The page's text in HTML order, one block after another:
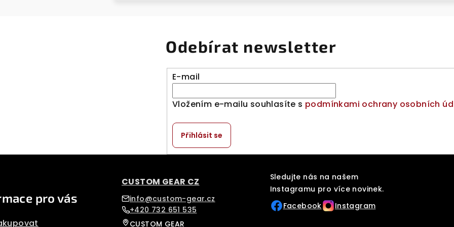
Odebírat newsletter
E-mail
Vložením e-mailu souhlasíte s podmínkami ochrany osobních
Přihlásit se
pro vás
CUSTOM GEAR CZ
info@custom-gear.cz
+420 732 651 535
CUSTOM GEAR
Sledujte nás na našem
Instagramu pro více novinek.
Facebook
Instagram